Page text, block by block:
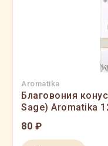
Aromatika
Благовония
Sage) Aromatika
80 ₽